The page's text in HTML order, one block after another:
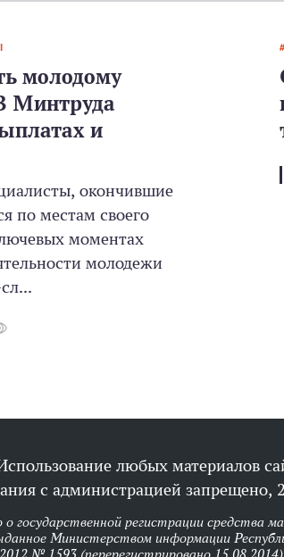
молодому
Минтруда
и
окончившие
по местам своего
моментах
молодежи
любых материалов
с администрацией запрещено,
государственной регистрации средства
Министерством информации
№ 1593 (перерегистрировано